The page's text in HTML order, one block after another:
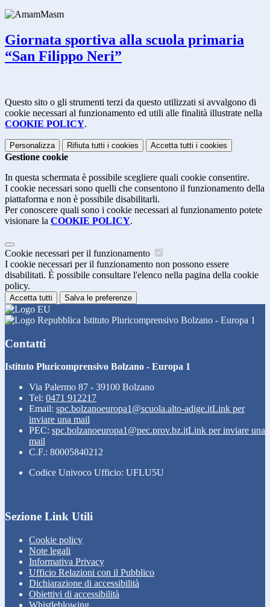
Giornata sportiva alla scuola primaria
“San Filippo Neri”
Questo sito o gli strumenti terzi da questo utilizzati si avvalgono di
cookie necessari al funzionamento ed utili alle finalità illustrate nella
COOKIE POLICY.
Personalizza Rifiuta tutti i cookies Accetta tutti i cookies
Gestione cookie
In questa schermata è possibile scegliere quali cookie consentire.
I cookie necessari sono quelli che consentono il funzionamento della
piattaforma e non è possibile disabilitarli.
Per conoscere quali sono i cookie necessari al funzionamento potete
visionare la COOKIE POLICY.
Cookie necessari per il funzionamento
I cookie necessari per il funzionamento non possono essere
disabilitati. È possibile consultare l'elenco nella pagina della cookie
policy.
Accetta tutti Salva le preferenze
Istituto Pluricomprensivo Bolzano - Europa 1
Contatti
Istituto Pluricomprensivo Bolzano - Europa 1
Via Palermo 87 - 39100 Bolzano
Tel: 0471 912217
Email: spc.bolzanoeuropa1@scuola.alto-adige.itLink per
inviare una mail
PEC: spc.bolzanoeuropa1@pec.prov.bz.itLink per inviare una
mail
C.F.: 80005840212
Codice Univoco Ufficio: UFLU5U
Sezione Link Utili
Cookie policy
Note legali
Informativa Privacy
Ufficio Relazioni con il Pubblico
Dichiarazione di accessibilità
Obiettivi di accessibilità
Whistleblowing